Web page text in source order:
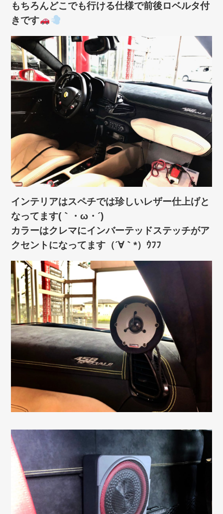
もちろんどこでも行ける仕様で前後ロベルタ付
きです
インテリアはスペチでは珍しいレザー仕上げと
なってます(｀・ω・´)ゞ
カラーはクレマにインバーテッドステッチがア
クセントになってます（´∀｀*）ｳﾌﾌ